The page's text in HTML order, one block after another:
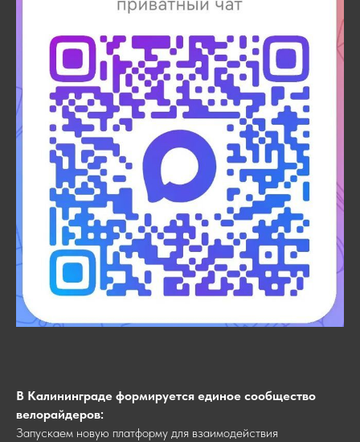
В Калининграде формируется единое сообщество
велорайдеров:
Запускаем новую платформу для взаимодействия